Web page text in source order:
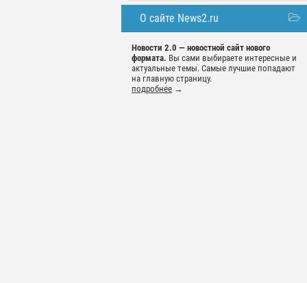
О сайте News2.ru
Новости 2.0 — новостной сайт нового
формата. Вы сами выбираете интересные и
актуальные темы. Самые лучшие попадают
на главную страницу.
подробнее →